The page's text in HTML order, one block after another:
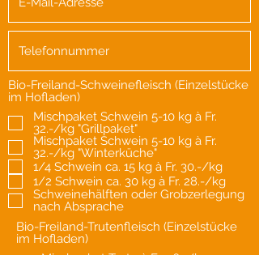
Bio-Freiland-Schweinefleisch (Einzelstücke
im Hofladen)
Mischpaket Schwein 5-10 kg à Fr.
32.-/kg "Grillpaket"
Mischpaket Schwein 5-10 kg à Fr.
32.-/kg "Winterküche"
1/4 Schwein ca. 15 kg à Fr. 30.-/kg
1/2 Schwein ca. 30 kg à Fr. 28.-/kg
Schweinehälften oder Grobzerlegung
nach Absprache
Bio-Freiland-Trutenfleisch (Einzelstücke
im Hofladen)